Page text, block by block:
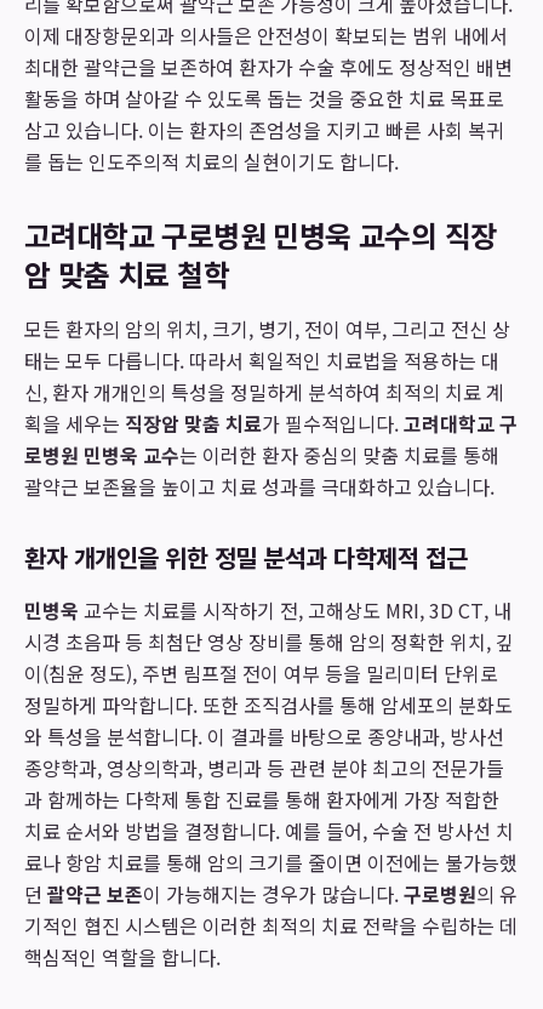
이제 대장항문외과 의사들은 안전성이 확보되는 범위 내에서
최대한 괄약근을 보존하여 환자가 수술 후에도 정상적인 배변
활동을 하며 살아갈 수 있도록 돕는 것을 중요한 치료 목표로
삼고 있습니다. 이는 환자의 존엄성을 지키고 빠른 사회 복귀
를 돕는 인도주의적 치료의 실현이기도 합니다.
고려대학교 구로병원 민병욱 교수의 직장
암 맞춤 치료 철학
모든 환자의 암의 위치, 크기, 병기, 전이 여부, 그리고 전신 상
태는 모두 다릅니다. 따라서 획일적인 치료법을 적용하는 대
신, 환자 개개인의 특성을 정밀하게 분석하여 최적의 치료 계
획을 세우는 직장암 맞춤 치료가 필수적입니다.고려대학교 구
로병원 민병욱 교수는 이러한 환자 중심의 맞춤 치료를 통해
괄약근 보존율을 높이고 치료 성과를 극대화하고 있습니다.
환자 개개인을 위한 정밀 분석과 다학제적 접근
민병욱 교수는 치료를 시작하기 전, 고해상도 MRI, 3D CT, 내
시경 초음파 등 최첨단 영상 장비를 통해 암의 정확한 위치, 깊
이(침윤 정도), 주변 림프절 전이 여부 등을 밀리미터 단위로
정밀하게 파악합니다. 또한 조직검사를 통해 암세포의 분화도
와 특성을 분석합니다. 이 결과를 바탕으로 종양내과, 방사선
종양학과, 영상의학과, 병리과 등 관련 분야 최고의 전문가들
과 함께하는 다학제 통합 진료를 통해 환자에게 가장 적합한
치료 순서와 방법을 결정합니다. 예를 들어, 수술 전 방사선 치
료나 항암 치료를 통해 암의 크기를 줄이면 이전에는 불가능했
던괄약근 보존이 가능해지는 경우가 많습니다.구로병원의 유
기적인 협진 시스템은 이러한 최적의 치료 전략을 수립하는 데
핵심적인 역할을 합니다.